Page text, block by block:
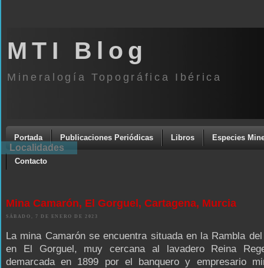
MTI Blog
Mineralogía Topográfica Ibérica
Portada Publicaciones Periódicas Libros Especies
Contacto
Mina Camarón, El Gorguel, Cartagena, Murcia
SÁBADO, 7 DE ENERO DE 2023
La mina Camarón se encuentra situada en la Rambla del
en El Gorguel, muy cercana al lavadero Reina
demarcada en 1899 por el banquero y empresario
Localidades